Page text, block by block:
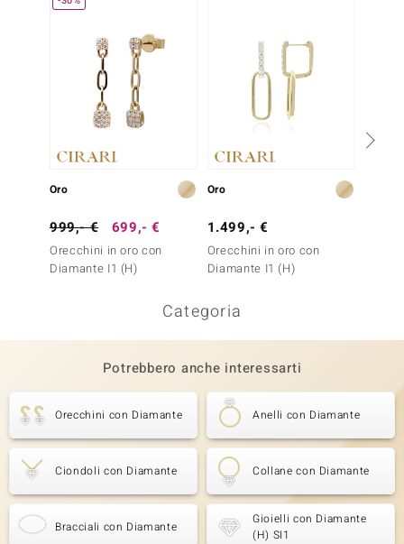
Oro
999,- € 699,- €
Orecchini in oro con
Diamante I1 (H)
Oro
1.499,- €
Orecchini in oro con
Diamante I1 (H)
Categoria
Potrebbero anche interessarti
Orecchini con Diamante Anelli con Diamante
Ciondoli con Diamante Collane con Diamante
Bracciali con Diamante
Gioielli con Diamante
(H) SI1